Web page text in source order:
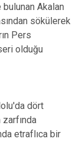
Akalan
sökülerek
Pers
olduğu
dört
etraflıca bir